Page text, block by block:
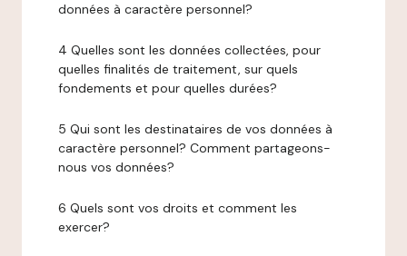
données à caractère personnel?
4 Quelles sont les données collectées, pour
quelles finalités de traitement, sur quels
fondements et pour quelles durées?
5 Qui sont les destinataires de vos données à
caractère personnel? Comment partageons-
nous vos données?
6 Quels sont vos droits et comment les
exercer?